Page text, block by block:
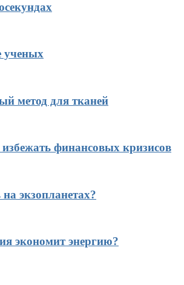
ученых
метод для тканей
финансовых кризисов
экзопланетах?
экономит энергию?